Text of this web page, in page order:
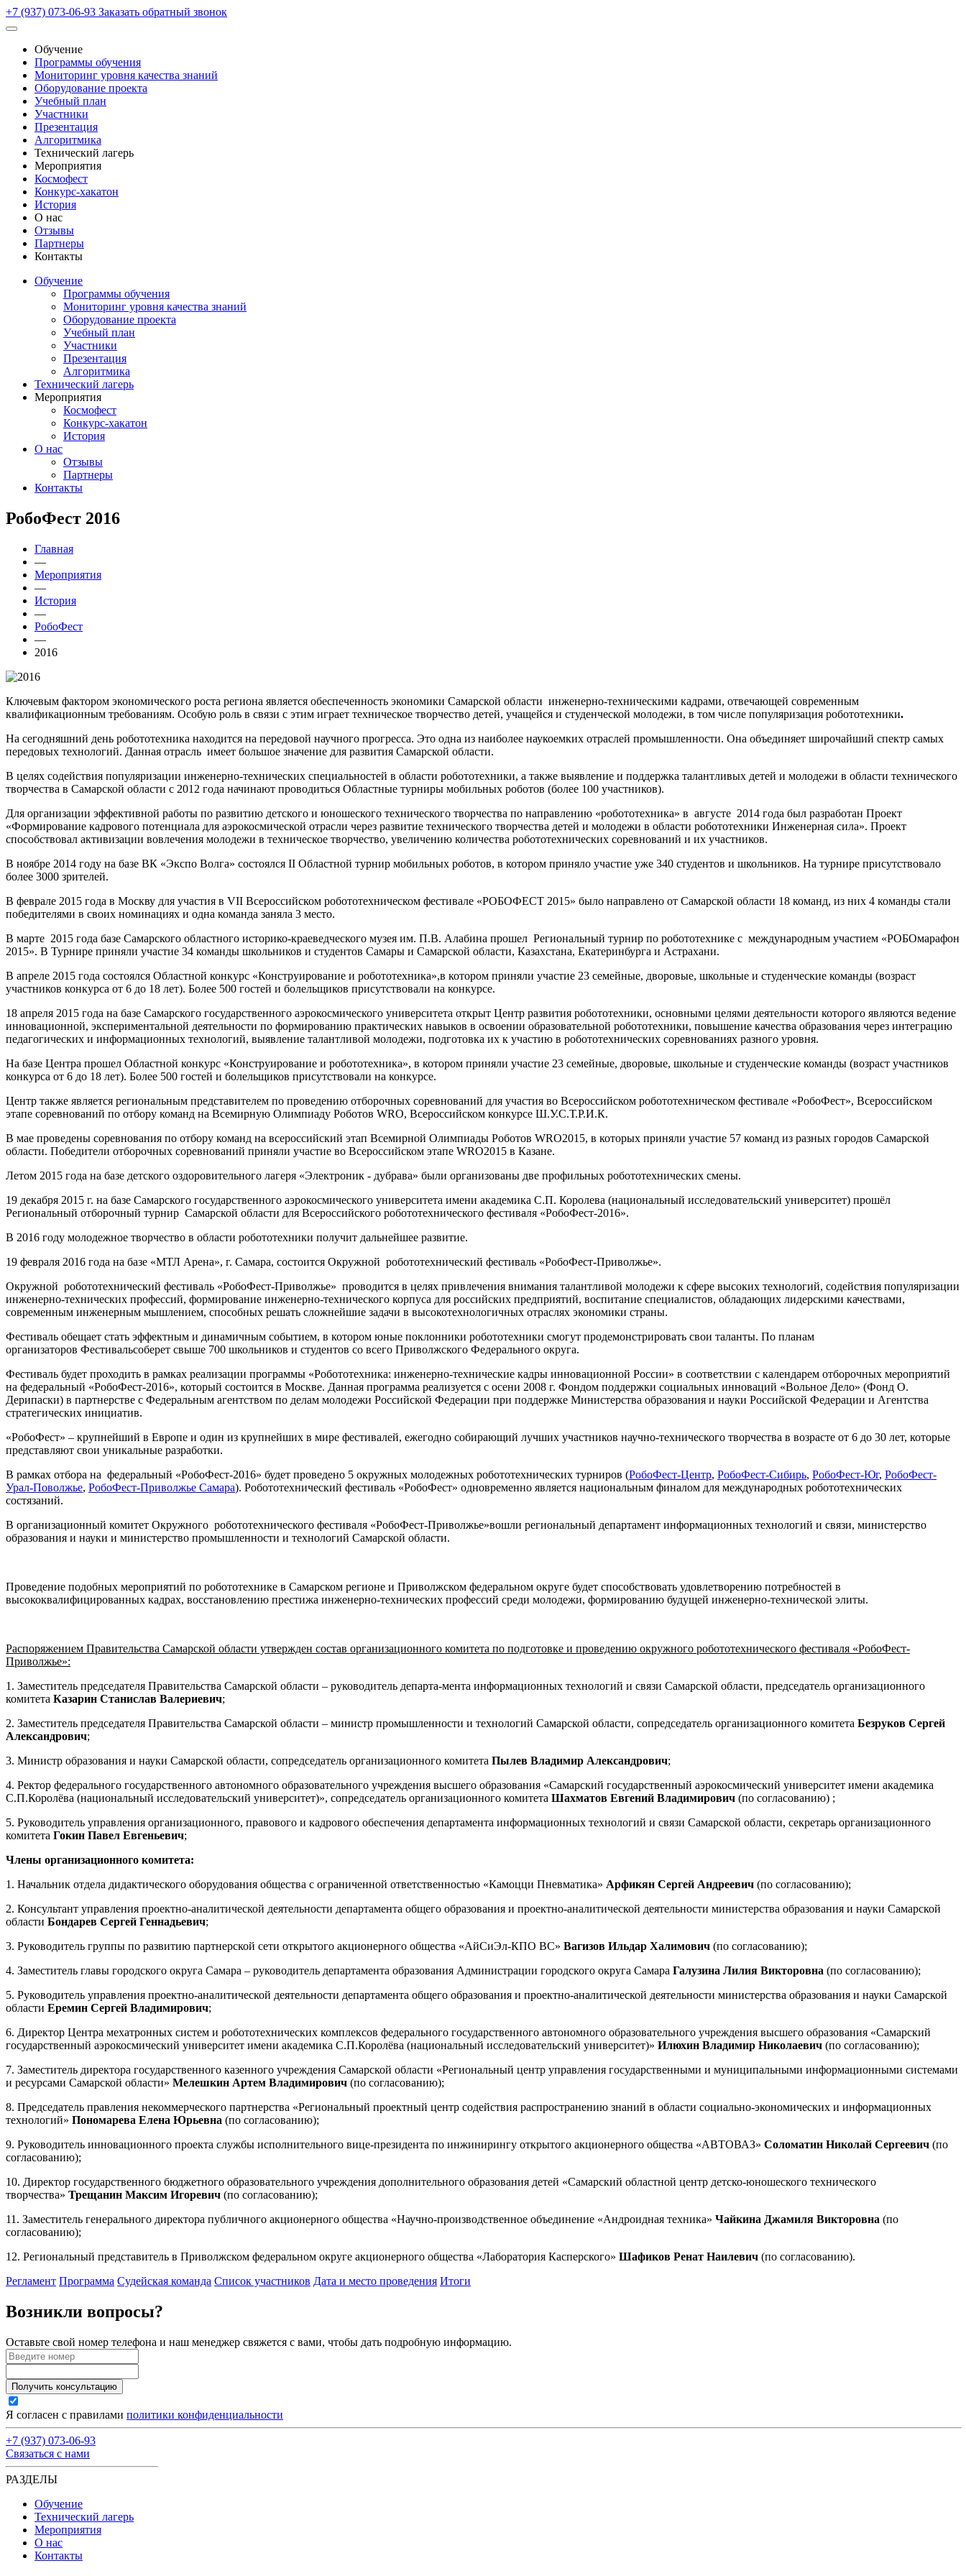
+7 (937) 073-06-93 Заказать обратный звонок
Обучение
Программы обучения
Мониторинг уровня качества знаний
Оборудование проекта
Учебный план
Участники
Презентация
Алгоритмика
Технический лагерь
Мероприятия
Космофест
Конкурс-хакатон
История
О нас
Отзывы
Партнеры
Контакты
Обучение
Программы обучения
Мониторинг уровня качества знаний
Оборудование проекта
Учебный план
Участники
Презентация
Алгоритмика
Технический лагерь
Мероприятия
Космофест
Конкурс-хакатон
История
О нас
Отзывы
Партнеры
Контакты
РобоФест 2016
Главная
—
Мероприятия
—
История
—
РобоФест
—
2016
Ключевым фактором экономического роста региона является обеспеченность экономики Самарской области инженерно-техническими кадрами, отвечающей современным
квалификационным требованиям. Особую роль в связи с этим играет техническое творчество детей, учащейся и студенческой молодежи, в том числе популяризация робототехники.
На сегодняшний день робототехника находится на передовой научного прогресса. Это одна из наиболее наукоемких отраслей промышленности. Она объединяет широчайший спектр самых
передовых технологий. Данная отрасль имеет большое значение для развития Самарской области.
В целях содействия популяризации инженерно-технических специальностей в области робототехники, а также выявление и поддержка талантливых детей и молодежи в области технического
творчества в Самарской области с 2012 года начинают проводиться Областные турниры мобильных роботов (более 100 участников).
Для организации эффективной работы по развитию детского и юношеского технического творчества по направлению «робототехника» в августе 2014 года был разработан Проект
«Формирование кадрового потенциала для аэрокосмической отрасли через развитие технического творчества детей и молодежи в области робототехники Инженерная сила». Проект
способствовал активизации вовлечения молодежи в техническое творчество, увеличению количества робототехнических соревнований и их участников.
В ноябре 2014 году на базе ВК «Экспо Волга» состоялся II Областной турнир мобильных роботов, в котором приняло участие уже 340 студентов и школьников. На турнире присутствовало
более 3000 зрителей.
В феврале 2015 года в Москву для участия в VII Всероссийском робототехническом фестивале «РОБОФЕСТ 2015» было направлено от Самарской области 18 команд, из них 4 команды стали
победителями в своих номинациях и одна команда заняла 3 место.
В марте 2015 года базе Самарского областного историко-краеведческого музея им. П.В. Алабина прошел Региональный турнир по робототехнике с международным участием «РОБОмарафон
2015». В Турнире приняли участие 34 команды школьников и студентов Самары и Самарской области, Казахстана, Екатеринбурга и Астрахани.
В апреле 2015 года состоялся Областной конкурс «Конструирование и робототехника»,в котором приняли участие 23 семейные, дворовые, школьные и студенческие команды (возраст
участников конкурса от 6 до 18 лет). Более 500 гостей и болельщиков присутствовали на конкурсе.
18 апреля 2015 года на базе Самарского государственного аэрокосмического университета открыт Центр развития робототехники, основными целями деятельности которого являются ведение
инновационной, экспериментальной деятельности по формированию практических навыков в освоении образовательной робототехники, повышение качества образования через интеграцию
педагогических и информационных технологий, выявление талантливой молодежи, подготовка их к участию в робототехнических соревнованиях разного уровня.
На базе Центра прошел Областной конкурс «Конструирование и робототехника», в котором приняли участие 23 семейные, дворовые, школьные и студенческие команды (возраст участников
конкурса от 6 до 18 лет). Более 500 гостей и болельщиков присутствовали на конкурсе.
Центр также является региональным представителем по проведению отборочных соревнований для участия во Всероссийском робототехническом фестивале «РобоФест», Всероссийском
этапе соревнований по отбору команд на Всемирную Олимпиаду Роботов WRO, Всероссийском конкурсе Ш.У.С.Т.Р.И.К.
В мае проведены соревнования по отбору команд на всероссийский этап Всемирной Олимпиады Роботов WRO2015, в которых приняли участие 57 команд из разных городов Самарской
области. Победители отборочных соревнований приняли участие во Всероссийском этапе WRO2015 в Казане.
Летом 2015 года на базе детского оздоровительного лагеря «Электроник - дубрава» были организованы две профильных робототехнических смены.
19 декабря 2015 г. на базе Самарского государственного аэрокосмического университета имени академика С.П. Королева (национальный исследовательский университет) прошёл
Региональный отборочный турнир Самарской области для Всероссийского робототехнического фестиваля «РобоФест-2016».
В 2016 году молодежное творчество в области робототехники получит дальнейшее развитие.
19 февраля 2016 года на базе «МТЛ Арена», г. Самара, состоится Окружной робототехнический фестиваль «РобоФест-Приволжье».
Окружной робототехнический фестиваль «РобоФест-Приволжье» проводится в целях привлечения внимания талантливой молодежи к сфере высоких технологий, содействия популяризации
инженерно-технических профессий, формирование инженерно-технического корпуса для российских предприятий, воспитание специалистов, обладающих лидерскими качествами,
современным инженерным мышлением, способных решать сложнейшие задачи в высокотехнологичных отраслях экономики страны.
Фестиваль обещает стать эффектным и динамичным событием, в котором юные поклонники робототехники смогут продемонстрировать свои таланты. По планам
организаторов Фестивальсоберет свыше 700 школьников и студентов со всего Приволжского Федерального округа.
Фестиваль будет проходить в рамках реализации программы «Робототехника: инженерно-технические кадры инновационной России» в соответствии с календарем отборочных мероприятий
на федеральный «РобоФест-2016», который состоится в Москве. Данная программа реализуется с осени 2008 г. Фондом поддержки социальных инноваций «Вольное Дело» (Фонд О.
Дерипаски) в партнерстве с Федеральным агентством по делам молодежи Российской Федерации при поддержке Министерства образования и науки Российской Федерации и Агентства
стратегических инициатив.
«РобоФест» – крупнейший в Европе и один из крупнейших в мире фестивалей, ежегодно собирающий лучших участников научно-технического творчества в возрасте от 6 до 30 лет, которые
представляют свои уникальные разработки.
В рамках отбора на федеральный «РобоФест-2016» будет проведено 5 окружных молодежных робототехнических турниров (РобоФест-Центр, РобоФест-Сибирь, РобоФест-Юг, РобоФест-
Урал-Поволжье, РобоФест-Приволжье Самара). Робототехнический фестиваль «РобоФест» одновременно является национальным финалом для международных робототехнических
состязаний.
В организационный комитет Окружного робототехнического фестиваля «РобоФест-Приволжье»вошли региональный департамент информационных технологий и связи, министерство
образования и науки и министерство промышленности и технологий Самарской области.
Проведение подобных мероприятий по робототехнике в Самарском регионе и Приволжском федеральном округе будет способствовать удовлетворению потребностей в
высококвалифицированных кадрах, восстановлению престижа инженерно-технических профессий среди молодежи, формированию будущей инженерно-технической элиты.
Распоряжением Правительства Самарской области утвержден состав организационного комитета по подготовке и проведению окружного робототехнического фестиваля «РобоФест-
Приволжье»:
1. Заместитель председателя Правительства Самарской области – руководитель департа-мента информационных технологий и связи Самарской области, председатель организационного
комитета Казарин Станислав Валериевич;
2. Заместитель председателя Правительства Самарской области – министр промышленности и технологий Самарской области, сопредседатель организационного комитета Безруков Сергей
Александрович;
3. Министр образования и науки Самарской области, сопредседатель организационного комитета Пылев Владимир Александрович;
4. Ректор федерального государственного автономного образовательного учреждения высшего образования «Самарский государственный аэрокосмический университет имени академика
С.П.Королёва (национальный исследовательский университет)», сопредседатель организационного комитета Шахматов Евгений Владимирович (по согласованию) ;
5. Руководитель управления организационного, правового и кадрового обеспечения департамента информационных технологий и связи Самарской области, секретарь организационного
комитета Гокин Павел Евгеньевич;
Члены организационного комитета:
1. Начальник отдела дидактического оборудования общества с ограниченной ответственностью «Камоцци Пневматика» Арфикян Сергей Андреевич (по согласованию);
2. Консультант управления проектно-аналитической деятельности департамента общего образования и проектно-аналитической деятельности министерства образования и науки Самарской
области Бондарев Сергей Геннадьевич;
3. Руководитель группы по развитию партнерской сети открытого акционерного общества «АйСиЭл-КПО ВС» Вагизов Ильдар Халимович (по согласованию);
4. Заместитель главы городского округа Самара – руководитель департамента образования Администрации городского округа Самара Галузина Лилия Викторовна (по согласованию);
5. Руководитель управления проектно-аналитической деятельности департамента общего образования и проектно-аналитической деятельности министерства образования и науки Самарской
области Еремин Сергей Владимирович;
6. Директор Центра мехатронных систем и робототехнических комплексов федерального государственного автономного образовательного учреждения высшего образования «Самарский
государственный аэрокосмический университет имени академика С.П.Королёва (национальный исследовательский университет)» Илюхин Владимир Николаевич (по согласованию);
7. Заместитель директора государственного казенного учреждения Самарской области «Региональный центр управления государственными и муниципальными информационными системами
и ресурсами Самарской области» Мелешкин Артем Владимирович (по согласованию);
8. Председатель правления некоммерческого партнерства «Региональный проектный центр содействия распространению знаний в области социально-экономических и информационных
технологий» Пономарева Елена Юрьевна (по согласованию);
9. Руководитель инновационного проекта службы исполнительного вице-президента по инжинирингу открытого акционерного общества «АВТОВАЗ» Соломатин Николай Сергеевич (по
согласованию);
10. Директор государственного бюджетного образовательного учреждения дополнительного образования детей «Самарский областной центр детско-юношеского технического
творчества» Трещанин Максим Игоревич (по согласованию);
11. Заместитель генерального директора публичного акционерного общества «Научно-производственное объединение «Андроидная техника» Чайкина Джамиля Викторовна (по
согласованию);
12. Региональный представитель в Приволжском федеральном округе акционерного общества «Лаборатория Касперского» Шафиков Ренат Наилевич (по согласованию).
Регламент Программа Судейская команда Список участников Дата и место проведения Итоги
Возникли вопросы?
Оставьте свой номер телефона и наш менеджер свяжется с вами, чтобы дать подробную информацию.
Получить консультацию
Я согласен с правилами политики конфиденциальности
+7 (937) 073-06-93
Связаться с нами
РАЗДЕЛЫ
Обучение
Технический лагерь
Мероприятия
О нас
Контакты